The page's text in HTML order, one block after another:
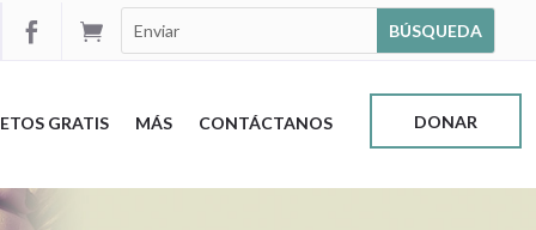


GRATIS MÁS CONTÁCTANOS DONAR